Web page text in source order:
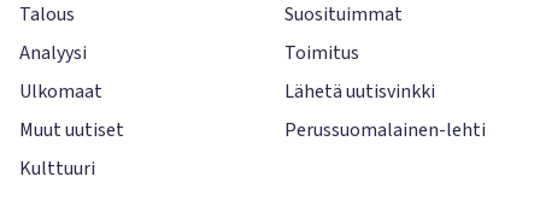
Talous
Analyysi
Ulkomaat
Muut uutiset
Kulttuuri
Suosituimmat
Toimitus
Lähetä uutisvinkki
Perussuomalainen-lehti